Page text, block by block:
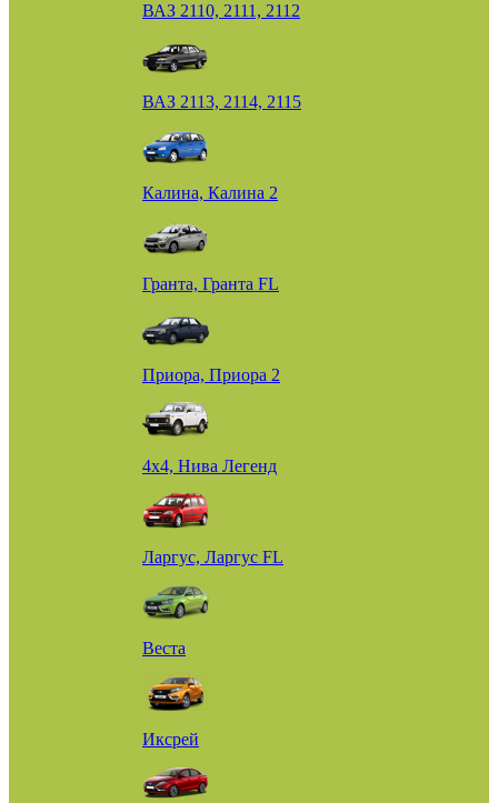
ВАЗ 2110, 2111, 2112
ВАЗ 2113, 2114, 2115
Калина, Калина 2
Гранта, Гранта FL
Приора, Приора 2
4х4, Нива Легенд
Ларгус, Ларгус FL
Веста
Иксрей